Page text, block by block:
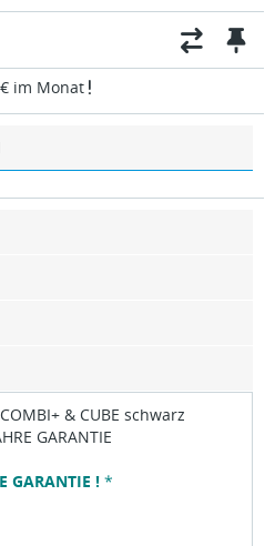
im Monat
& CUBE schwarz
GARANTIE
GARANTIE ! *